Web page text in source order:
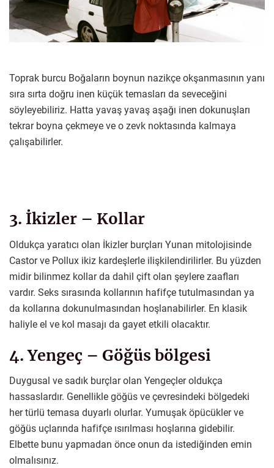
Toprak burcu Boğaların boynun nazikçe okşanmasının yanı
sıra sırta doğru inen küçük temasları da seveceğini
söyleyebiliriz. Hatta yavaş yavaş aşağı inen dokunuşları
tekrar boyna çekmeye ve o zevk noktasında kalmaya
çalışabilirler.
3. İkizler – Kollar
Oldukça yaratıcı olan İkizler burçları Yunan mitolojisinde
Castor ve Pollux ikiz kardeşlerle ilişkilendirilirler. Bu yüzden
midir bilinmez kollar da dahil çift olan şeylere zaafları
vardır. Seks sırasında kollarının hafifçe tutulmasından ya
da kollarına dokunulmasından hoşlanabilirler. En klasik
haliyle el ve kol masajı da gayet etkili olacaktır.
4. Yengeç – Göğüs bölgesi
Duygusal ve sadık burçlar olan Yengeçler oldukça
hassaslardır. Genellikle göğüs ve çevresindeki bölgedeki
her türlü temasa duyarlı olurlar. Yumuşak öpücükler ve
göğüs uçlarında hafifçe ısırılması hoşlarına gidebilir.
Elbette bunu yapmadan önce onun da istediğinden emin
olmalısınız.